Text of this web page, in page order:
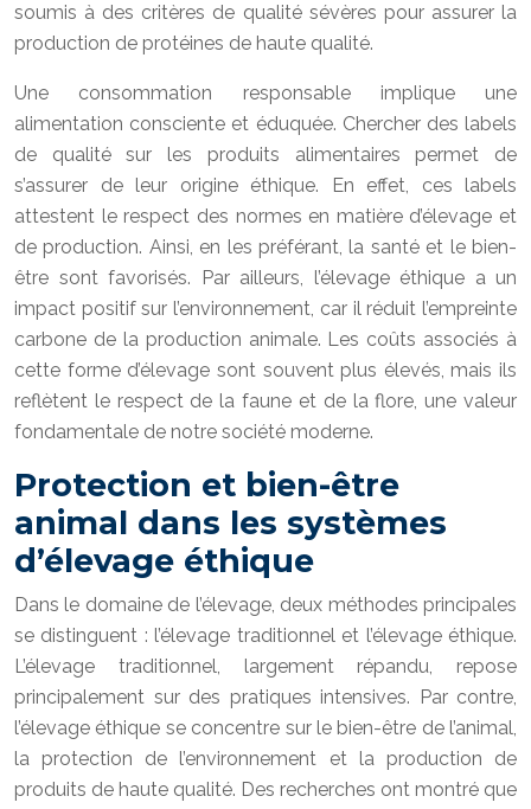
soumis à des critères de qualité sévères pour assurer la
production de protéines de haute qualité.
Une consommation responsable implique une
alimentation consciente et éduquée. Chercher des labels
de qualité sur les produits alimentaires permet de
s’assurer de leur origine éthique. En effet, ces labels
attestent le respect des normes en matière d’élevage et
de production. Ainsi, en les préférant, la santé et le bien-
être sont favorisés. Par ailleurs, l’élevage éthique a un
impact positif sur l’environnement, car il réduit l’empreinte
carbone de la production animale. Les coûts associés à
cette forme d’élevage sont souvent plus élevés, mais ils
reflètent le respect de la faune et de la flore, une valeur
fondamentale de notre société moderne.
Protection et bien-être
animal dans les systèmes
d’élevage éthique
Dans le domaine de l’élevage, deux méthodes principales
se distinguent : l’élevage traditionnel et l’élevage éthique.
L’élevage traditionnel, largement répandu, repose
principalement sur des pratiques intensives. Par contre,
l’élevage éthique se concentre sur le bien-être de l’animal,
la protection de l’environnement et la production de
produits de haute qualité. Des recherches ont montré que